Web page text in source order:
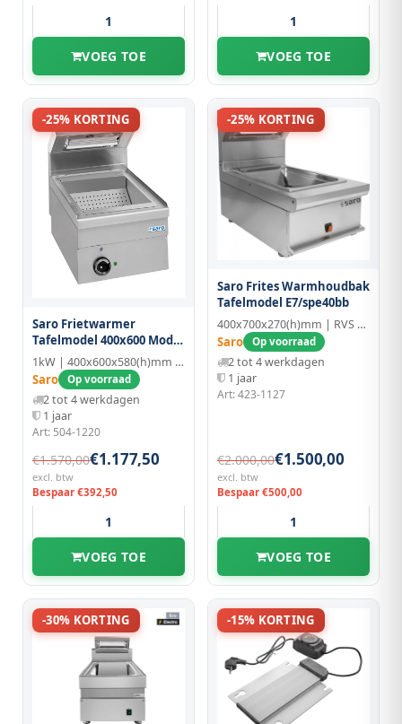
VOEG TOE VOEG TOE
-25% KORTING
Saro Frietwarmer
Tafelmodel 400x600 Model
Ecc46
1kW | 400x600x580(h)mm | RVS
Saro Op voorraad
2 tot 4 werkdagen
1 jaar
Art: 504-1220
€1.570,00€1.177,50
excl. btw
Bespaar €392,50
VOEG TOE
-25% KORTING
Saro Frites Warmhoudbak
Tafelmodel E7/spe40bb
400x700x270(h)mm | RVS | GN 1/1
Saro Op voorraad
2 tot 4 werkdagen
1 jaar
Art: 423-1127
€2.000,00€1.500,00
excl. btw
Bespaar €500,00
VOEG TOE
-30% KORTING -15% KORTING